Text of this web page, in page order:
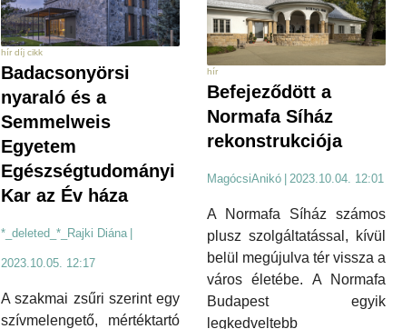
hír díj cikk
Badacsonyörsi
nyaraló és a
Semmelweis
Egyetem
Egészségtudományi
Kar az Év háza
*_deleted_*_Rajki Diána
2023.10.05. 12:17
A szakmai zsűri szerint egy
szívmelengető, mértéktartó
hír
Befejeződött a
Normafa Síház
rekonstrukciója
MagócsiAnikó | 2023.10.04. 12:01
A Normafa Síház számos
plusz szolgáltatással, kívül
belül megújulva tér vissza a
város életébe. A Normafa
Budapest egyik
legkedveltebb